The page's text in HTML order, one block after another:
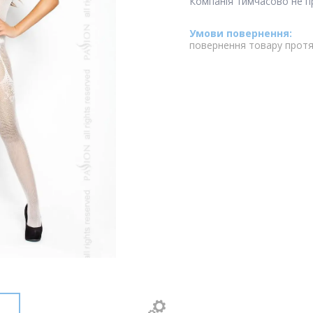
повернення товару